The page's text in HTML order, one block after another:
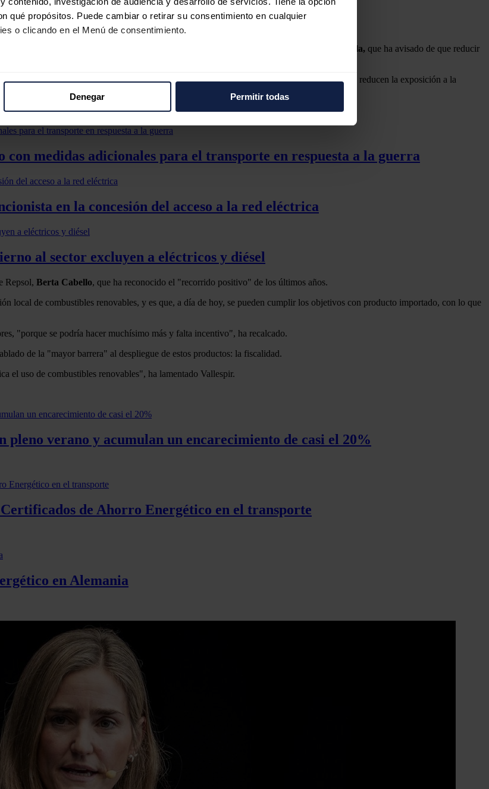
qué propósitos. Puede cambiar o retirar su consentimiento en cualquier
o clicando en el Menú de consentimiento.
personalizar el contenido y los anuncios, ofrecer funciones de redes sociales
información sobre el uso que haga del sitio web con nuestros partners de
quienes pueden combinarla con otra información que les haya proporcionado o
Denegar Permitir todas
de Asuntos Regulatorios de Descarbonización de Técnicas Reunidas, Juan Sánchez-Peñuela, que ha avisado de que reducir
compleja" producción.
locales (materias primas orgánicas) y permiten incrementar la autonomía estratégica"; reducen la exposición a la
infraestructura existente.
medidas adicionales para el transporte en respuesta a la guerra
en la concesión del acceso a la red eléctrica
al sector excluyen a eléctricos y diésel
Repsol, Berta Cabello, que ha reconocido el "recorrido positivo" de los últimos años.
local de combustibles renovables, y es que, a día de hoy, se pueden cumplir los objetivos con producto importado, con lo que
"porque se podría hacer muchísimo más y falta incentivo", ha recalcado.
de la "mayor barrera" al despliegue de estos productos: la fiscalidad.
el uso de combustibles renovables", ha lamentado Vallespir.
pleno verano y acumulan un encarecimiento de casi el 20%
de Ahorro Energético en el transporte
en Alemania